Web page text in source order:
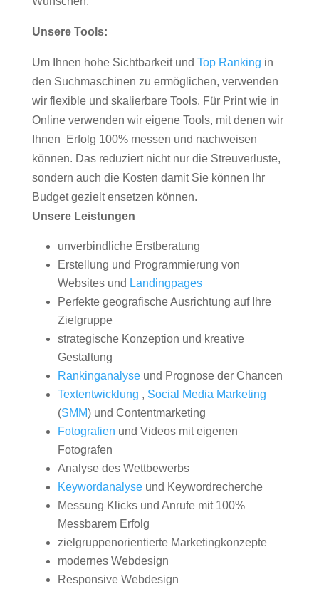
Unsere Tools:
Um Ihnen hohe Sichtbarkeit und Top Ranking in
den Suchmaschinen zu ermöglichen, verwenden
wir flexible und skalierbare Tools. Für Print wie in
Online verwenden wir eigene Tools, mit denen wir
Ihnen Erfolg 100% messen und nachweisen
können. Das reduziert nicht nur die Streuverluste,
sondern auch die Kosten damit Sie können Ihr
Budget gezielt ensetzen können.
Unsere Leistungen
unverbindliche Erstberatung
Erstellung und Programmierung von
Websites und Landingpages
Perfekte geografische Ausrichtung auf Ihre
Zielgruppe
strategische Konzeption und kreative
Gestaltung
Rankinganalyseund Prognose der Chancen
Textentwicklung , Social Media Marketing
(SMM) und Contentmarketing
Fotografien und Videos mit eigenen
Fotografen
Analyse des Wettbewerbs
Keywordanalyseund Keywordrecherche
Messung Klicks und Anrufe mit 100%
Messbarem Erfolg
zielgruppenorientierte Marketingkonzepte
modernes Webdesign
Responsive Webdesign